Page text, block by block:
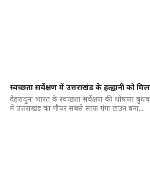
स्वच्छता सर्वेक्षण में उत्तराखंड के हल्द्वानी को
देहरादूनः भारत के स्वच्छता सर्वेक्षण की धोषणा
में उत्तराखंड का गौचर सबसे साफ गंगा टाउन बना...